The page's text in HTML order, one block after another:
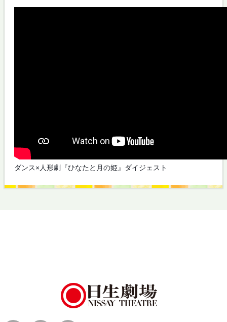
ダンス×人形劇『ひなたと月の姫』ダイジェスト